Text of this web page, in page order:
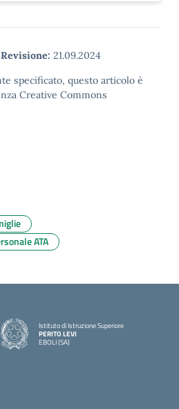
Revisione: 21.09.2024
specificato, questo articolo è
Creative Commons
ATA
Istituto di Istruzione Superiore
PERITO LEVI
EBOLI (SA)